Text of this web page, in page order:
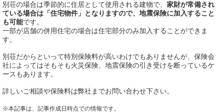
別荘の場合は季節的に住居として使用される建物で、 家財が常備され
ている場合は「住宅物件」となりますので、地震保険に加入すること
も可能です。
一部が店舗の併用住宅の場合は住宅部分のみ加入することができま
す。
別荘だからといって特別保険料が高いわけでもありませんが、保険会
社によってはそもそも火災保険、地震保険の引き受けを断っているケ
ースもあります。
詳しいご相談や保険料は弊社までお問い合わせ下さい。
※本記事は、記事作成日時点での情報です。